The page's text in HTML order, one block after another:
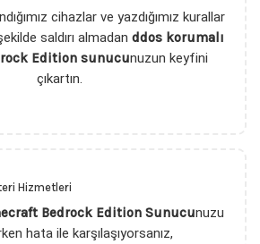
cihazlar ve yazdığımız kurallar
saldırı almadan ddos korumalı
Edition sunucunuzun keyfini
çıkartın.
Hizmetleri
Bedrock Edition Sunucunuzu
hata ile karşılaşıyorsanız,